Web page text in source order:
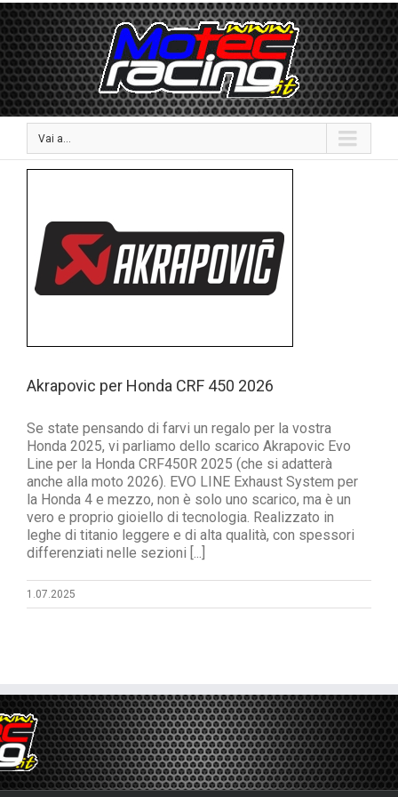
Vai a...
Akrapovic per Honda CRF 450 2026
Se state pensando di farvi un regalo per la vostra
Honda 2025, vi parliamo dello scarico Akrapovic Evo
Line per la Honda CRF450R 2025 (che si adatterà
anche alla moto 2026). EVO LINE Exhaust System per
la Honda 4 e mezzo, non è solo uno scarico, ma è un
vero e proprio gioiello di tecnologia. Realizzato in
leghe di titanio leggere e di alta qualità, con spessori
differenziati nelle sezioni [...]
1.07.2025